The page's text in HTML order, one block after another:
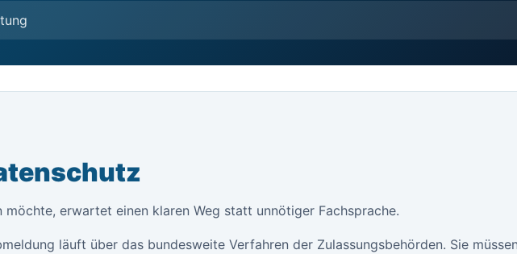
möchte, erwartet einen klaren Weg statt unnötiger Fachsprache.
läuft über das bundesweite Verfahren der Zulassungsbehörden. Sie